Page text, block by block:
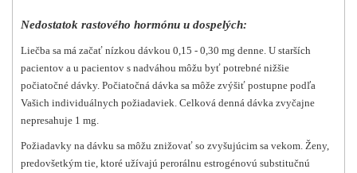
Nedostatok rastového hormónu u dospelých:
Liečba sa má začať nízkou dávkou 0,15 - 0,30 mg denne. U starších
pacientov a u pacientov s nadváhou môžu byť potrebné nižšie
počiatočné dávky. Počiatočná dávka sa môže zvýšiť postupne podľa
Vašich individuálnych požiadaviek. Celková denná dávka zvyčajne
nepresahuje 1 mg.
Požiadavky na dávku sa môžu znižovať so zvyšujúcim sa vekom. Ženy,
predovšetkým tie, ktoré užívajú perorálnu estrogénovú substitučnú